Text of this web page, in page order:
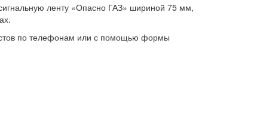
ленту «Опасно ГАЗ» шириной 75 мм,
по телефонам или с помощью формы